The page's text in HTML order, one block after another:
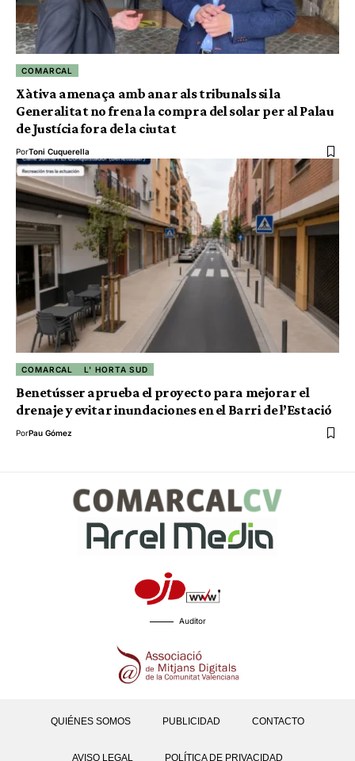
COMARCAL
Xàtiva amenaça amb anar als tribunals si la
Generalitat no frena la compra del solar per al Palau
de Justícia fora de la ciutat
PorToni Cuquerella
COMARCAL L' HORTA SUD
Benetússer aprueba el proyecto para mejorar el
drenaje y evitar inundaciones en el Barri de l’Estació
PorPau Gómez
Auditor
QUIÉNES SOMOS PUBLICIDAD CONTACTO
AVISO LEGAL POLÍTICA DE PRIVACIDAD